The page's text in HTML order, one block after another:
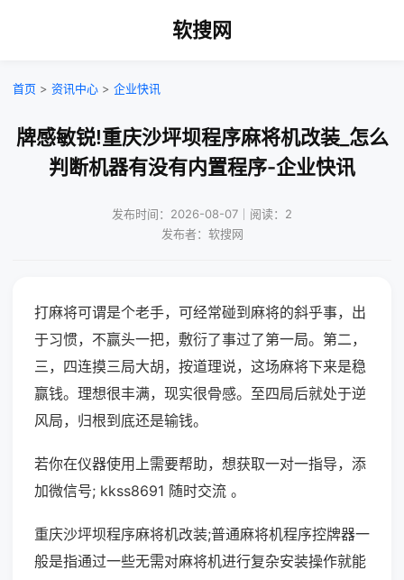
软搜网
首页 > 资讯中心 > 企业快讯
牌感敏锐!重庆沙坪坝程序麻将机改装_怎么
判断机器有没有内置程序-企业快讯
发布时间：2026-08-07｜阅读：2
发布者：软搜网
打麻将可谓是个老手，可经常碰到麻将的斜乎事，出
于习惯，不赢头一把，敷衍了事过了第一局。第二，
三，四连摸三局大胡，按道理说，这场麻将下来是稳
赢钱。理想很丰满，现实很骨感。至四局后就处于逆
风局，归根到底还是输钱。
若你在仪器使用上需要帮助，想获取一对一指导，添
加微信号; kkss8691 随时交流 。
重庆沙坪坝程序麻将机改装;普通麻将机程序控牌器一
般是指通过一些无需对麻将机进行复杂安装操作就能